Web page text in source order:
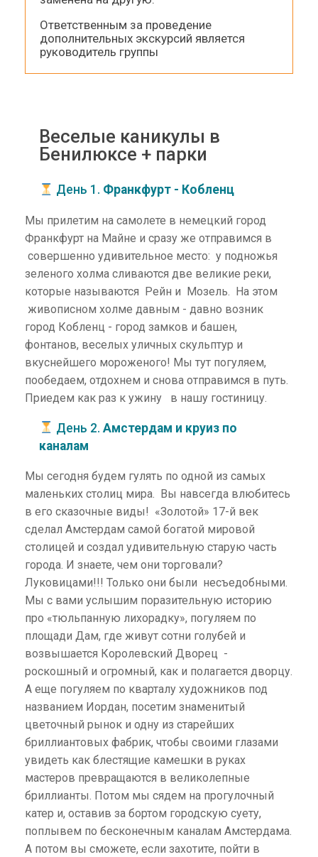
Ответственным за проведение
дополнительных экскурсий является
руководитель группы
Веселые каникулы в
Бенилюксе + парки
День 1. Франкфурт - Кобленц
Мы прилетим на самолете в немецкий город
Франкфурт на Майне и сразу же отправимся в
совершенно удивительное место: у подножья
зеленого холма сливаются две великие реки,
которые называются Рейн и Мозель. На этом
живописном холме давным - давно возник
город Кобленц - город замков и башен,
фонтанов, веселых уличных скульптур и
вкуснейшего мороженого! Мы тут погуляем,
пообедаем, отдохнем и снова отправимся в путь.
Приедем как раз к ужину в нашу гостиницу.
День 2.Амстердам и круиз по
каналам
Мы сегодня будем гулять по одной из самых
маленьких столиц мира. Вы навсегда влюбитесь
в его сказочные виды! «Золотой» 17-й век
сделал Амстердам самой богатой мировой
столицей и создал удивительную старую часть
города. И знаете, чем они торговали?
Луковицами!!! Только они были несъедобными.
Мы с вами услышим поразительную историю
про «тюльпанную лихорадку», погуляем по
площади Дам, где живут сотни голубей и
возвышается Королевский Дворец -
роскошный и огромный, как и полагается дворцу.
А еще погуляем по кварталу художников под
названием Иордан, посетим знаменитый
цветочный рынок и одну из старейших
бриллиантовых фабрик, чтобы своими глазами
увидеть как блестящие камешки в руках
мастеров превращаются в великолепные
бриллианты. Потом мы сядем на прогулочный
катер и, оставив за бортом городскую суету,
поплывем по бесконечным каналам Амстердама.
А потом вы сможете, если захотите, пойти в